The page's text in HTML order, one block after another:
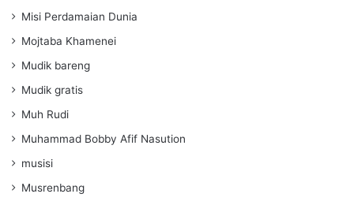
Misi Perdamaian Dunia
Mojtaba Khamenei
Mudik bareng
Mudik gratis
Muh Rudi
Muhammad Bobby Afif Nasution
musisi
Musrenbang